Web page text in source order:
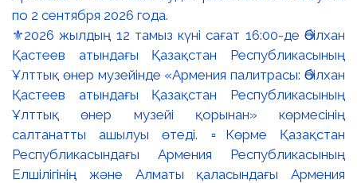
⚜️2026 жылдың 12 тамыз күні сағат 16:00-де Әбілхан
Қастеев атындағы Қазақстан Республикасының
Ұлттық өнер музейінде «Армения палитрасы: Әбілхан
Қастеев атындағы Қазақстан Республикасының
Ұлттық өнер музейі қорынан» көрмесінің
салтанатты ашылуы өтеді. ▫️Көрме Қазақстан
Республикасындағы Армения Республикасының
Елшілігінің және Алматы қаласындағы Армения